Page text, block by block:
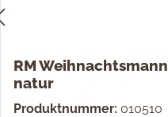
RM Weihnachtsmann
natur
Produktnummer: 010510